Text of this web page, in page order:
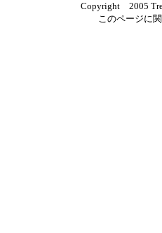
Copyright 2005
このページに